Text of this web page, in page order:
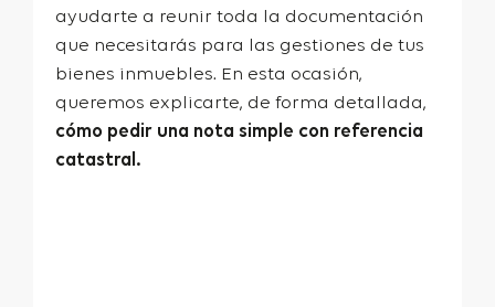
ayudarte a reunir toda la documentación
que necesitarás para las gestiones de tus
bienes inmuebles. En esta ocasión,
queremos explicarte, de forma detallada,
cómo pedir una nota simple con referencia
catastral.